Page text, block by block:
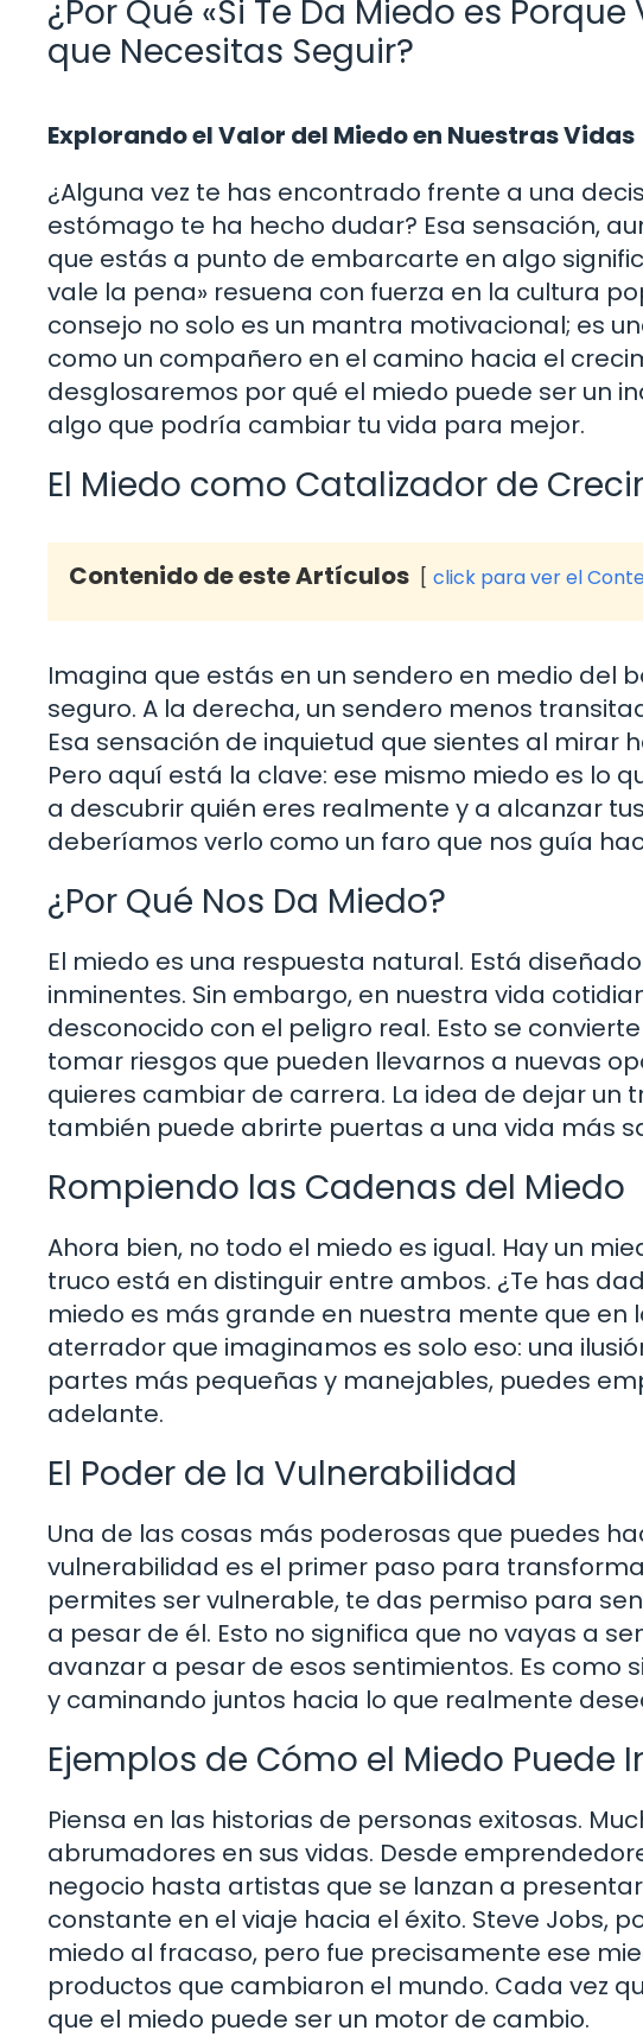
¿Por Qué «Si Te Da Miedo es
que Necesitas Seguir?
Explorando el Valor del Miedo en Nuestras Vidas
¿Alguna vez te has encontrado frente a una
estómago te ha hecho dudar? Esa sensación,
que estás a punto de embarcarte en algo
vale la pena» resuena con fuerza en la cultura
consejo no solo es un mantra motivacional; es
como un compañero en el camino hacia el
desglosaremos por qué el miedo puede ser un
algo que podría cambiar tu vida para mejor.
El Miedo como Catalizador de
Contenido de este Artículos click para ver el
Imagina que estás en un sendero en medio del
seguro. A la derecha, un sendero menos
Esa sensación de inquietud que sientes al mirar
Pero aquí está la clave: ese mismo miedo es lo
a descubrir quién eres realmente y a alcanzar
deberíamos verlo como un faro que nos guía
¿Por Qué Nos Da Miedo?
El miedo es una respuesta natural. Está
inminentes. Sin embargo, en nuestra vida
desconocido con el peligro real. Esto se
tomar riesgos que pueden llevarnos a nuevas
quieres cambiar de carrera. La idea de dejar un
también puede abrirte puertas a una vida más
Rompiendo las Cadenas del Miedo
Ahora bien, no todo el miedo es igual. Hay un
truco está en distinguir entre ambos. ¿Te has
miedo es más grande en nuestra mente que en
aterrador que imaginamos es solo eso: una
partes más pequeñas y manejables, puedes
adelante.
El Poder de la Vulnerabilidad
Una de las cosas más poderosas que puedes
vulnerabilidad es el primer paso para
permites ser vulnerable, te das permiso para
a pesar de él. Esto no significa que no vayas a
avanzar a pesar de esos sentimientos. Es
y caminando juntos hacia lo que realmente
Ejemplos de Cómo el Miedo Puede
Piensa en las historias de personas exitosas.
abrumadores en sus vidas. Desde
negocio hasta artistas que se lanzan a
constante en el viaje hacia el éxito. Steve Jobs,
miedo al fracaso, pero fue precisamente ese
productos que cambiaron el mundo. Cada vez
que el miedo puede ser un motor de cambio.